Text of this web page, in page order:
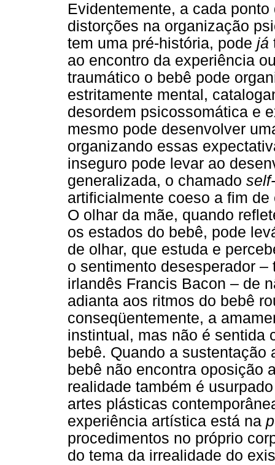
Evidentemente, a cada
distorções na organização
tem uma pré-história, pode já
ao encontro da experiência
traumático o bebê pode
estritamente mental,
desordem psicossomática e
mesmo pode desenvolver
organizando essas
inseguro pode levar ao
generalizada, o chamado
artificialmente coeso a fim
O olhar da mãe, quando
os estados do bebê, pode
de olhar, que estuda e
o sentimento desesperador
irlandês Francis Bacon – de
adianta aos ritmos do bebê
conseqüentemente, a
instintual, mas não é sentida
bebê. Quando a
bebê não encontra oposição
realidade também é
artes plásticas
experiência artística está na
procedimentos no próprio
do tema da irrealidade do